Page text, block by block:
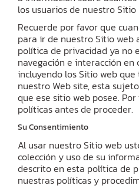
los usuarios de nuestro Sitio
Recuerde por favor que
para ir de nuestro Sitio web
política de privacidad ya no
navegación e interacción
incluyendo los Sitio web
nuestro Web site, esta
que ese sitio web posee.
políticas antes de proceder.
Su Consentimiento
Al usar nuestro Sitio web
colección y uso de su
descrito en esta política de
nuestras políticas y